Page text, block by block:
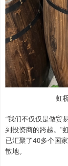
虹
“我们不仅仅是做贸
到投资商的跨越。”
已汇聚了40多个国
散地。